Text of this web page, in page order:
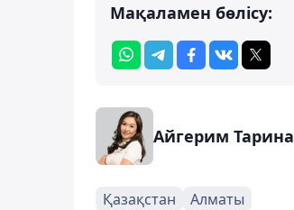
Мақаламен бөлісу:
Айгерим Тарина
Қазақстан Алматы